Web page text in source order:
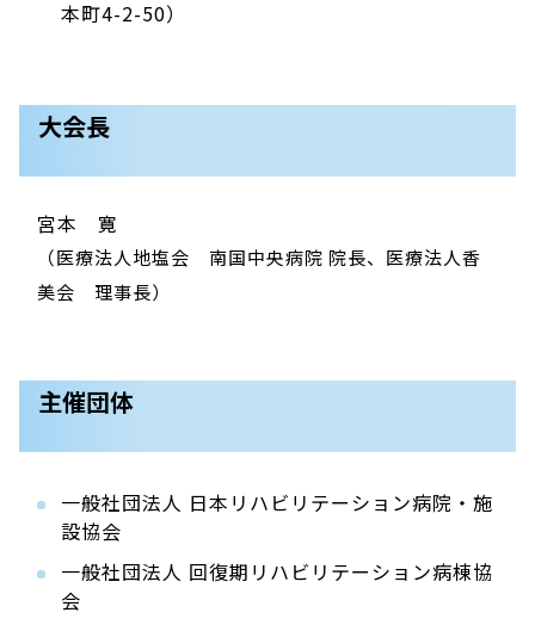
本町4-2-50）
大会長
宮本 寛
（医療法人地塩会 南国中央病院 院長、医療法人香
美会 理事長）
主催団体
一般社団法人 日本リハビリテーション病院・施
設協会
一般社団法人 回復期リハビリテーション病棟協
会